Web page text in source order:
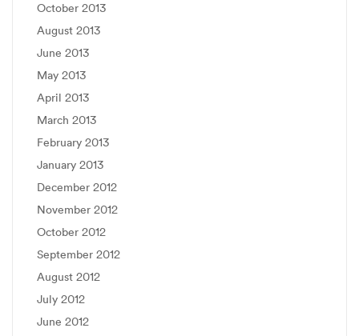
October 2013
August 2013
June 2013
May 2013
April 2013
March 2013
February 2013
January 2013
December 2012
November 2012
October 2012
September 2012
August 2012
July 2012
June 2012